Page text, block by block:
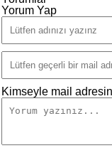
Yorum Yap
Kimseyle mail